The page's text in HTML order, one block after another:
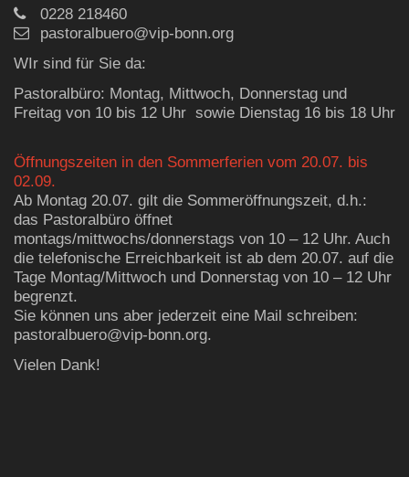
0228 218460
pastoralbuero@vip-bonn.org
WIr sind für Sie da:
Pastoralbüro: Montag, Mittwoch, Donnerstag und
Freitag von 10 bis 12 Uhr sowie Dienstag 16 bis 18 Uhr
Öffnungszeiten in den Sommerferien vom 20.07. bis
02.09.
Ab Montag 20.07. gilt die Sommeröffnungszeit, d.h.:
das Pastoralbüro öffnet
montags/mittwochs/donnerstags von 10 – 12 Uhr. Auch
die telefonische Erreichbarkeit ist ab dem 20.07. auf die
Tage Montag/Mittwoch und Donnerstag von 10 – 12 Uhr
begrenzt.
Sie können uns aber jederzeit eine Mail schreiben:
pastoralbuero@vip-bonn.org.
Vielen Dank!